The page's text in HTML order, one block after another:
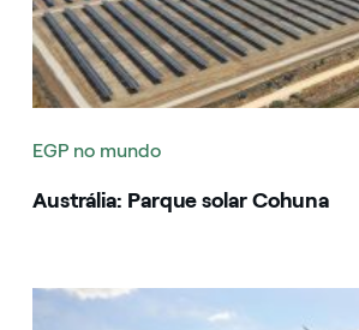
EGP no mundo
Austrália: Parque solar Cohuna
Image that describe the search result